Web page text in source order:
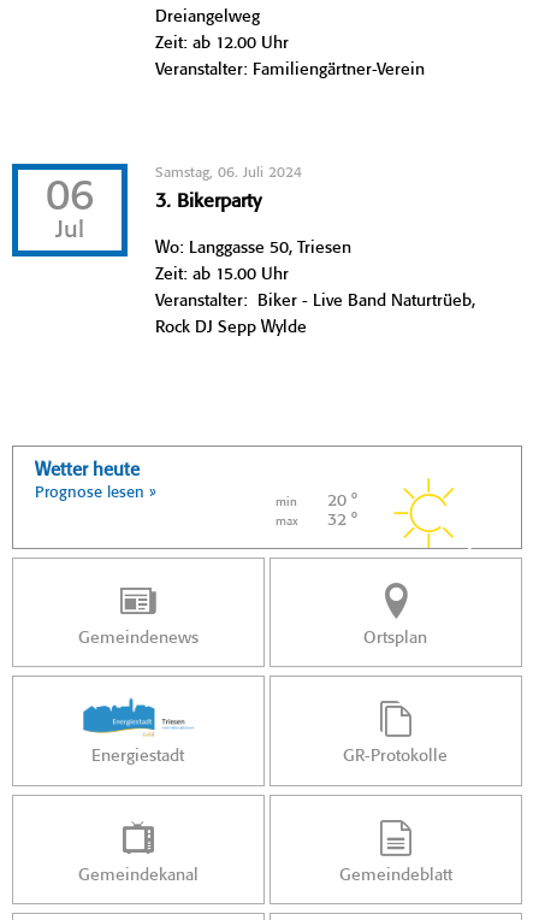
Dreiangelweg
Zeit: ab 12.00 Uhr
Veranstalter: Familiengärtner-Verein
06
Jul
Samstag, 06. Juli 2024
3. Bikerparty
Wo: Langgasse 50, Triesen
Zeit: ab 15.00 Uhr
Veranstalter: Biker - Live Band Naturtrüeb,
Rock DJ Sepp Wylde
Wetter heute
Prognose lesen »
min 20 °
max 32 °
Gemeindenews Ortsplan
Energiestadt GR-Protokolle
Gemeindekanal Gemeindeblatt